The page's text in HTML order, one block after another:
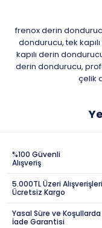
frenox derin
dondurucu, tek
kapılı derin
derin dondurucu,
çelik
%100 Güvenli
Alışveriş
5.000TL Üzeri
Ücretsiz Kargo
Yasal Süre ve Koşullarda
İade Garantisi